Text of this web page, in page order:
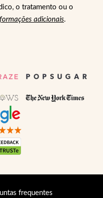
o tratamento ou o
adicionais.
frequentes